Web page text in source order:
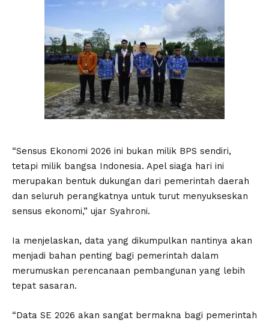
“Sensus Ekonomi 2026 ini bukan milik BPS sendiri,
tetapi milik bangsa Indonesia. Apel siaga hari ini
merupakan bentuk dukungan dari pemerintah daerah
dan seluruh perangkatnya untuk turut menyukseskan
sensus ekonomi,” ujar Syahroni.
Ia menjelaskan, data yang dikumpulkan nantinya akan
menjadi bahan penting bagi pemerintah dalam
merumuskan perencanaan pembangunan yang lebih
tepat sasaran.
“Data SE 2026 akan sangat bermakna bagi pemerintah